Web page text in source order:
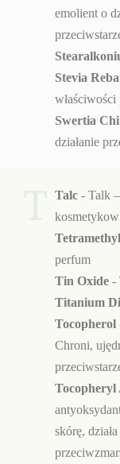
emolient o
Stevia
Swertia
działanie
Talc - Talk
perfum
Tin Oxide -
Titanium
Tocopherol
Chroni,
Tocopheryl
skórę,